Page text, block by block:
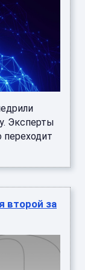
Эксперты
переходит
второй за